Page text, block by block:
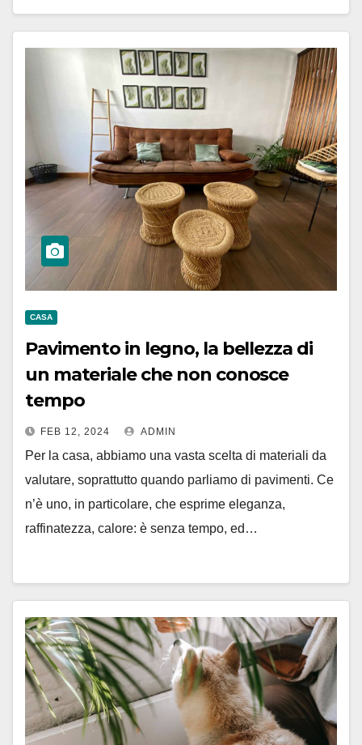
CASA
Pavimento in legno, la bellezza di
un materiale che non conosce
tempo
FEB 12, 2024 ADMIN
Per la casa, abbiamo una vasta scelta di materiali da
valutare, soprattutto quando parliamo di pavimenti. Ce
n’è uno, in particolare, che esprime eleganza,
raffinatezza, calore: è senza tempo, ed…